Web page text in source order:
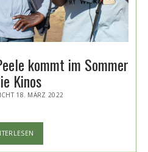
kommt im Sommer
Kinos
18. MÄRZ 2022
VON